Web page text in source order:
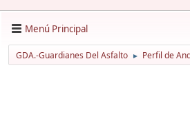
Menú Principal
GDA.-Guardianes Del Asfalto ► Perfil de